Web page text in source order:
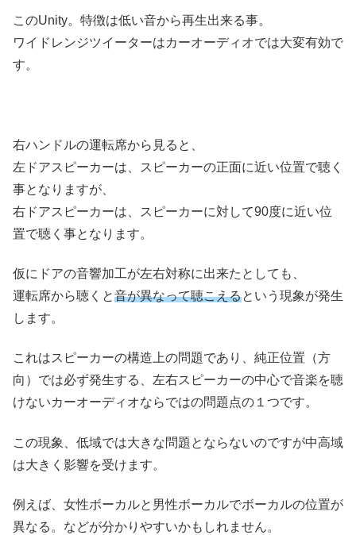
このUnity。特徴は低い音から再生出来る事。
ワイドレンジツイーターはカーオーディオでは大変有効で
す。
右ハンドルの運転席から見ると、
左ドアスピーカーは、スピーカーの正面に近い位置で聴く
事となりますが、
右ドアスピーカーは、スピーカーに対して90度に近い位
置で聴く事となります。
仮にドアの音響加工が左右対称に出来たとしても、
運転席から聴くと音が異なって聴こえるという現象が発生
します。
これはスピーカーの構造上の問題であり、純正位置（方
向）では必ず発生する、左右スピーカーの中心で音楽を聴
けないカーオーディオならではの問題点の１つです。
この現象、低域では大きな問題とならないのですが中高域
は大きく影響を受けます。
例えば、女性ボーカルと男性ボーカルでボーカルの位置が
異なる。などが分かりやすいかもしれません。